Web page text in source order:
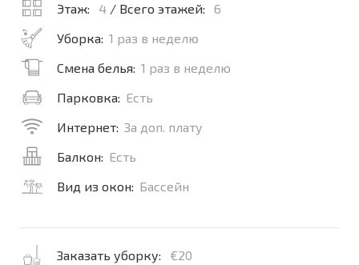
Этаж:
4 / Всего этажей:
6
Уборка: 1 раз в неделю
Смена белья: 1 раз в неделю
Парковка: Есть
Интернет: За доп. плату
Балкон: Есть
Вид из окон: Бассейн
Заказать уборку:
€20